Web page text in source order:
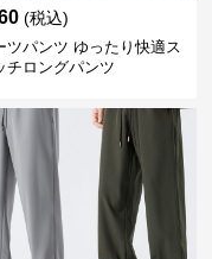
(税込)
ツパンツ ゆったり快適ス
チロングパンツ